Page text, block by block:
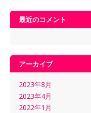
最近のコメント
アーカイブ
2023年8月
2023年4月
2022年1月